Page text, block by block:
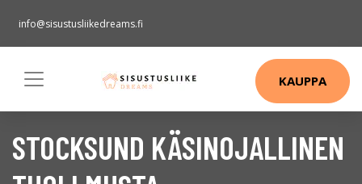
info@sisustusliikedreams.fi
KAUPPA
STOCKSUND KÄSINOJALLINEN